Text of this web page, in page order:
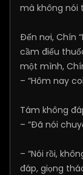
mà không nói
Đến nơi, Chín
cầm điếu
một mình,
– “Hôm nay
Tám không
– “Đã nói
– “Nói rồi,
đáp, giọng